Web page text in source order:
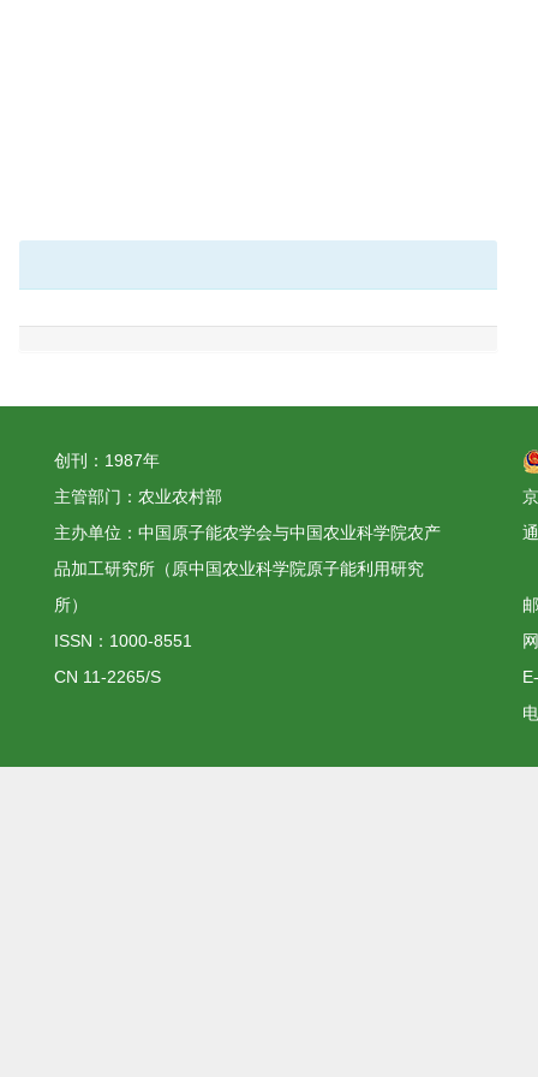
创刊：1987年
主管部门：农业农村部
主办单位：中国原子能农学会与中国农业科学院农产
品加工研究所（原中国农业科学院原子能利用研究
所）
ISSN：1000-8551
CN 11-2265/S